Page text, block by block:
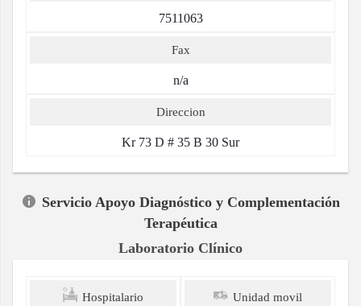
7511063
Fax
n/a
Direccion
Kr 73 D # 35 B 30 Sur
Servicio Apoyo Diagnóstico y Complementación
Terapéutica
Laboratorio Clínico
Hospitalario
Unidad movil